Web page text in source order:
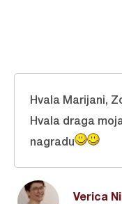
Verica
Hvala Marijani,
Hvala draga
nagradu